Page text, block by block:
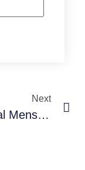
Next
Mengenal Menstruasi Beserta Fakta Dan Mitosnya. Kamu Wajib Tahu!